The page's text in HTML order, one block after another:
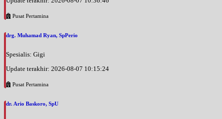
UMUM
Kamis, 03/09/2026
UMUM
Jumat, 04/09/2026
Jam 14:00 - 15:30
Pusat Pertamina
drg. Muhamad Ryan, SpPerio
Spesialis: Gigi
Update terakhir: 2026-08-07 10:15:24
Pusat Pertamina
dr. Ario Baskoro, SpU